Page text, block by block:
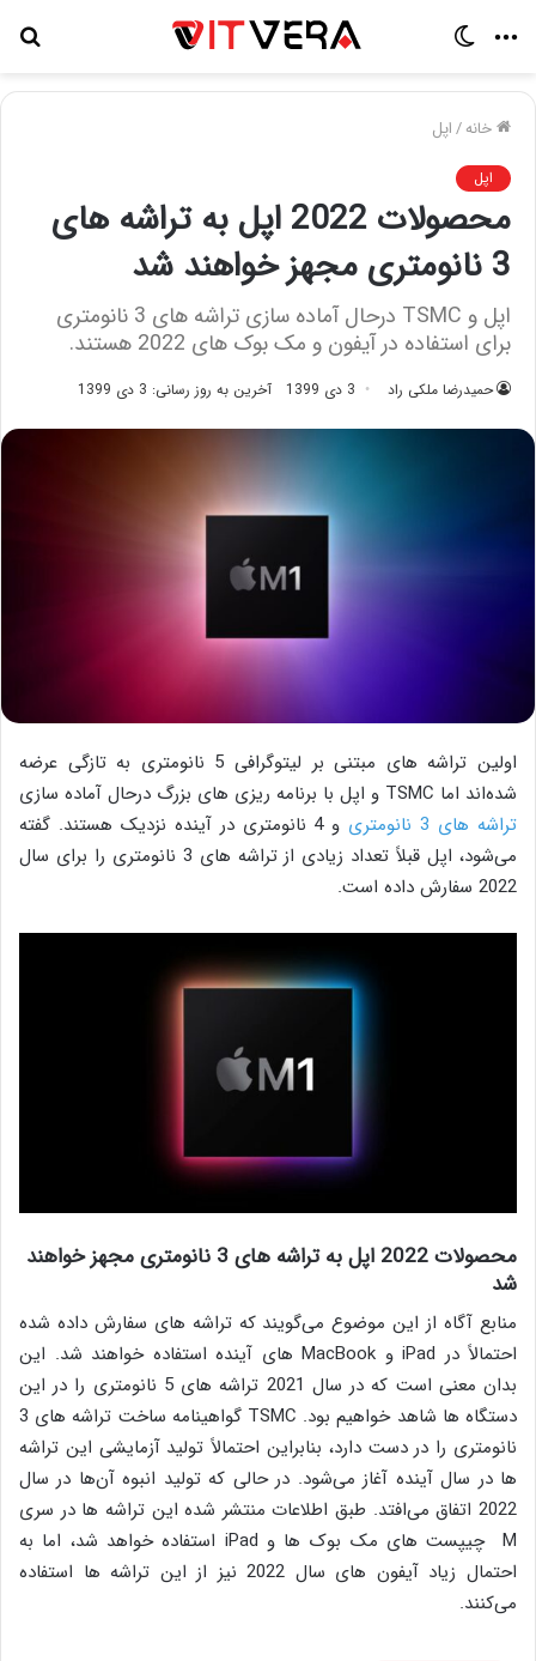
منو
خانه/اپل
اپل
محصولات 2022 اپل به تراشه‌ های
3 نانومتری مجهز خواهند شد
اپل و TSMC درحال آماده سازی تراشه های 3 نانومتری
برای استفاده در آیفون و مک بوک های 2022 هستند.
حمیدرضا ملکی راد 3 دی 1399 آخرین به روز رسانی: 3 دی 1399
اولین تراشه های مبتنی بر لیتوگرافی 5 نانومتری به تازگی عرضه
شده‌اند اما TSMC و اپل با برنامه ریزی های بزرگ درحال آماده سازی
تراشه‌ های 3 نانومتری
و 4 نانومتری در آینده نزدیک هستند. گفته
می‌شود، اپل قبلاً تعداد زیادی از تراشه های 3 نانومتری را برای سال
2022 سفارش داده است.
محصولات 2022 اپل به تراشه‌ های 3 نانومتری مجهز خواهند
شد
منابع آگاه از این موضوع می‌گویند که تراشه های سفارش داده شده
احتمالاً در iPad و MacBook های آینده استفاده خواهند شد. این
بدان معنی است که در سال 2021 تراشه های 5 نانومتری را در این
دستگاه ها شاهد خواهیم بود. TSMC گواهینامه ساخت تراشه های 3
نانومتری را در دست دارد، بنابراین احتمالاً تولید آزمایشی این تراشه
ها در سال آینده آغاز می‌شود. در حالی که تولید انبوه آن‌ها در سال
2022 اتفاق می‌افتد. طبق اطلاعات منتشر شده این تراشه ها در سری
M چیپست های مک بوک ها و iPad استفاده خواهد شد، اما به
احتمال زیاد آیفون های سال 2022 نیز از این تراشه ها استفاده
می‌کنند.